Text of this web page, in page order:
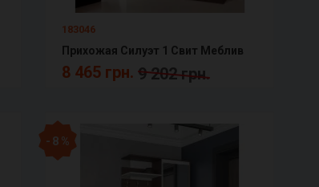
183046
Прихожая Силуэт 1 Свит Меблив
8 465 грн. 9 202 грн.
- 8 %